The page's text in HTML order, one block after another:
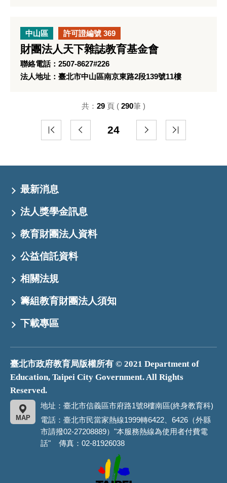
中山區 許可證編號 369
財團法人天下雜誌教育基金會
聯絡電話：2507-8627#226
法人地址：臺北市中山區南京東路2段139號11樓
24
共： 29 頁 ( 290筆 )
最新消息
法人獎學金訊息
教育財團法人資料
公益信託資料
相關法規
籌組教育財團法人須知
下載專區
臺北市政府教育局版權所有 © 2021 Department of
Education, Taipei City Government. All Rights
Reserved.
地址：臺北市信義區市府路1號8樓南區(終身教育科)
MAP
電話：臺北市民當家熱線1999轉6422、6426（外縣
市請撥02-27208889）"本服務熱線為使用者付費電
話" 傳真：02-81926038
市
政